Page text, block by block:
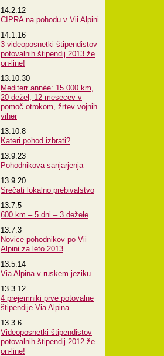
14.2.12
CIPRA na pohodu v Vii Alpini
14.1.16
3 videoposnetki štipendistov
potovalnih štipendij 2013 že
on-line!
13.10.30
Mediterr année: 15.000 km,
20 dežel, 12 mesecev v
pomoč otrokom, žrtev vojnih
viher
13.10.8
Kateri pohod izbrati?
13.9.23
Pohodnikova sanjarjenja
13.9.20
Srečati lokalno prebivalstvo
13.7.5
600 km – 5 dni – 3 dežele
13.7.3
Novice pohodnikov po Vii
Alpini za leto 2013
13.5.14
Via Alpina v ruskem jeziku
13.3.12
4 prejemniki prve potovalne
štipendije Via Alpina
13.3.6
Videoposnetki štipendistov
potovalnih štipendij 2012 že
on-line!